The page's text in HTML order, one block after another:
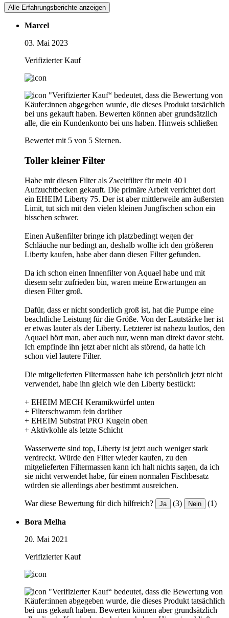
Alle Erfahrungsberichte anzeigen
Marcel
03. Mai 2023
Verifizierter Kauf
"Verifizierter Kauf“ bedeutet, dass die Bewertung von
Käufer:innen abgegeben wurde, die dieses Produkt tatsächlich
bei uns gekauft haben. Bewerten können aber grundsätzlich
alle, die ein Kundenkonto bei uns haben. Hinweis schließen
Bewertet mit 5 von 5 Sternen.
Toller kleiner Filter
Habe mir diesen Filter als Zweitfilter für mein 40 l
Aufzuchtbecken gekauft. Die primäre Arbeit verrichtet dort
ein EHEIM Liberty 75. Der ist aber mittlerweile am äußersten
Limit, tut sich mit den vielen kleinen Jungfischen schon ein
bisschen schwer.
Einen Außenfilter bringe ich platzbedingt wegen der
Schläuche nur bedingt an, deshalb wollte ich den größeren
Liberty kaufen, habe aber dann diesen Filter gefunden.
Da ich schon einen Innenfilter von Aquael habe und mit
diesem sehr zufrieden bin, waren meine Erwartungen an
diesen Filter groß.
Dafür, dass er nicht sonderlich groß ist, hat die Pumpe eine
beachtliche Leistung für die Größe. Von der Lautstärke her ist
er etwas lauter als der Liberty. Letzterer ist nahezu lautlos, den
Aquael hört man, aber auch nur, wenn man direkt davor steht.
Ich empfinde ihn jetzt aber nicht als störend, da hatte ich
schon viel lautere Filter.
Die mitgelieferten Filtermassen habe ich persönlich jetzt nicht
verwendet, habe ihn gleich wie den Liberty bestückt:
+ EHEIM MECH Keramikwürfel unten
+ Filterschwamm fein darüber
+ EHEIM Substrat PRO Kugeln oben
+ Aktivkohle als letzte Schicht
Wasserwerte sind top, Liberty ist jetzt auch weniger stark
verdreckt. Würde den Filter wieder kaufen, zu den
mitgelieferten Filtermassen kann ich halt nichts sagen, da ich
sie nicht verwendet habe, für einen normalen Fischbesatz
würden sie allerdings aber bestimmt ausreichen.
War diese Bewertung für dich hilfreich? Ja (3) Nein (1)
Bora Melha
20. Mai 2021
Verifizierter Kauf
"Verifizierter Kauf“ bedeutet, dass die Bewertung von
Käufer:innen abgegeben wurde, die dieses Produkt tatsächlich
bei uns gekauft haben. Bewerten können aber grundsätzlich